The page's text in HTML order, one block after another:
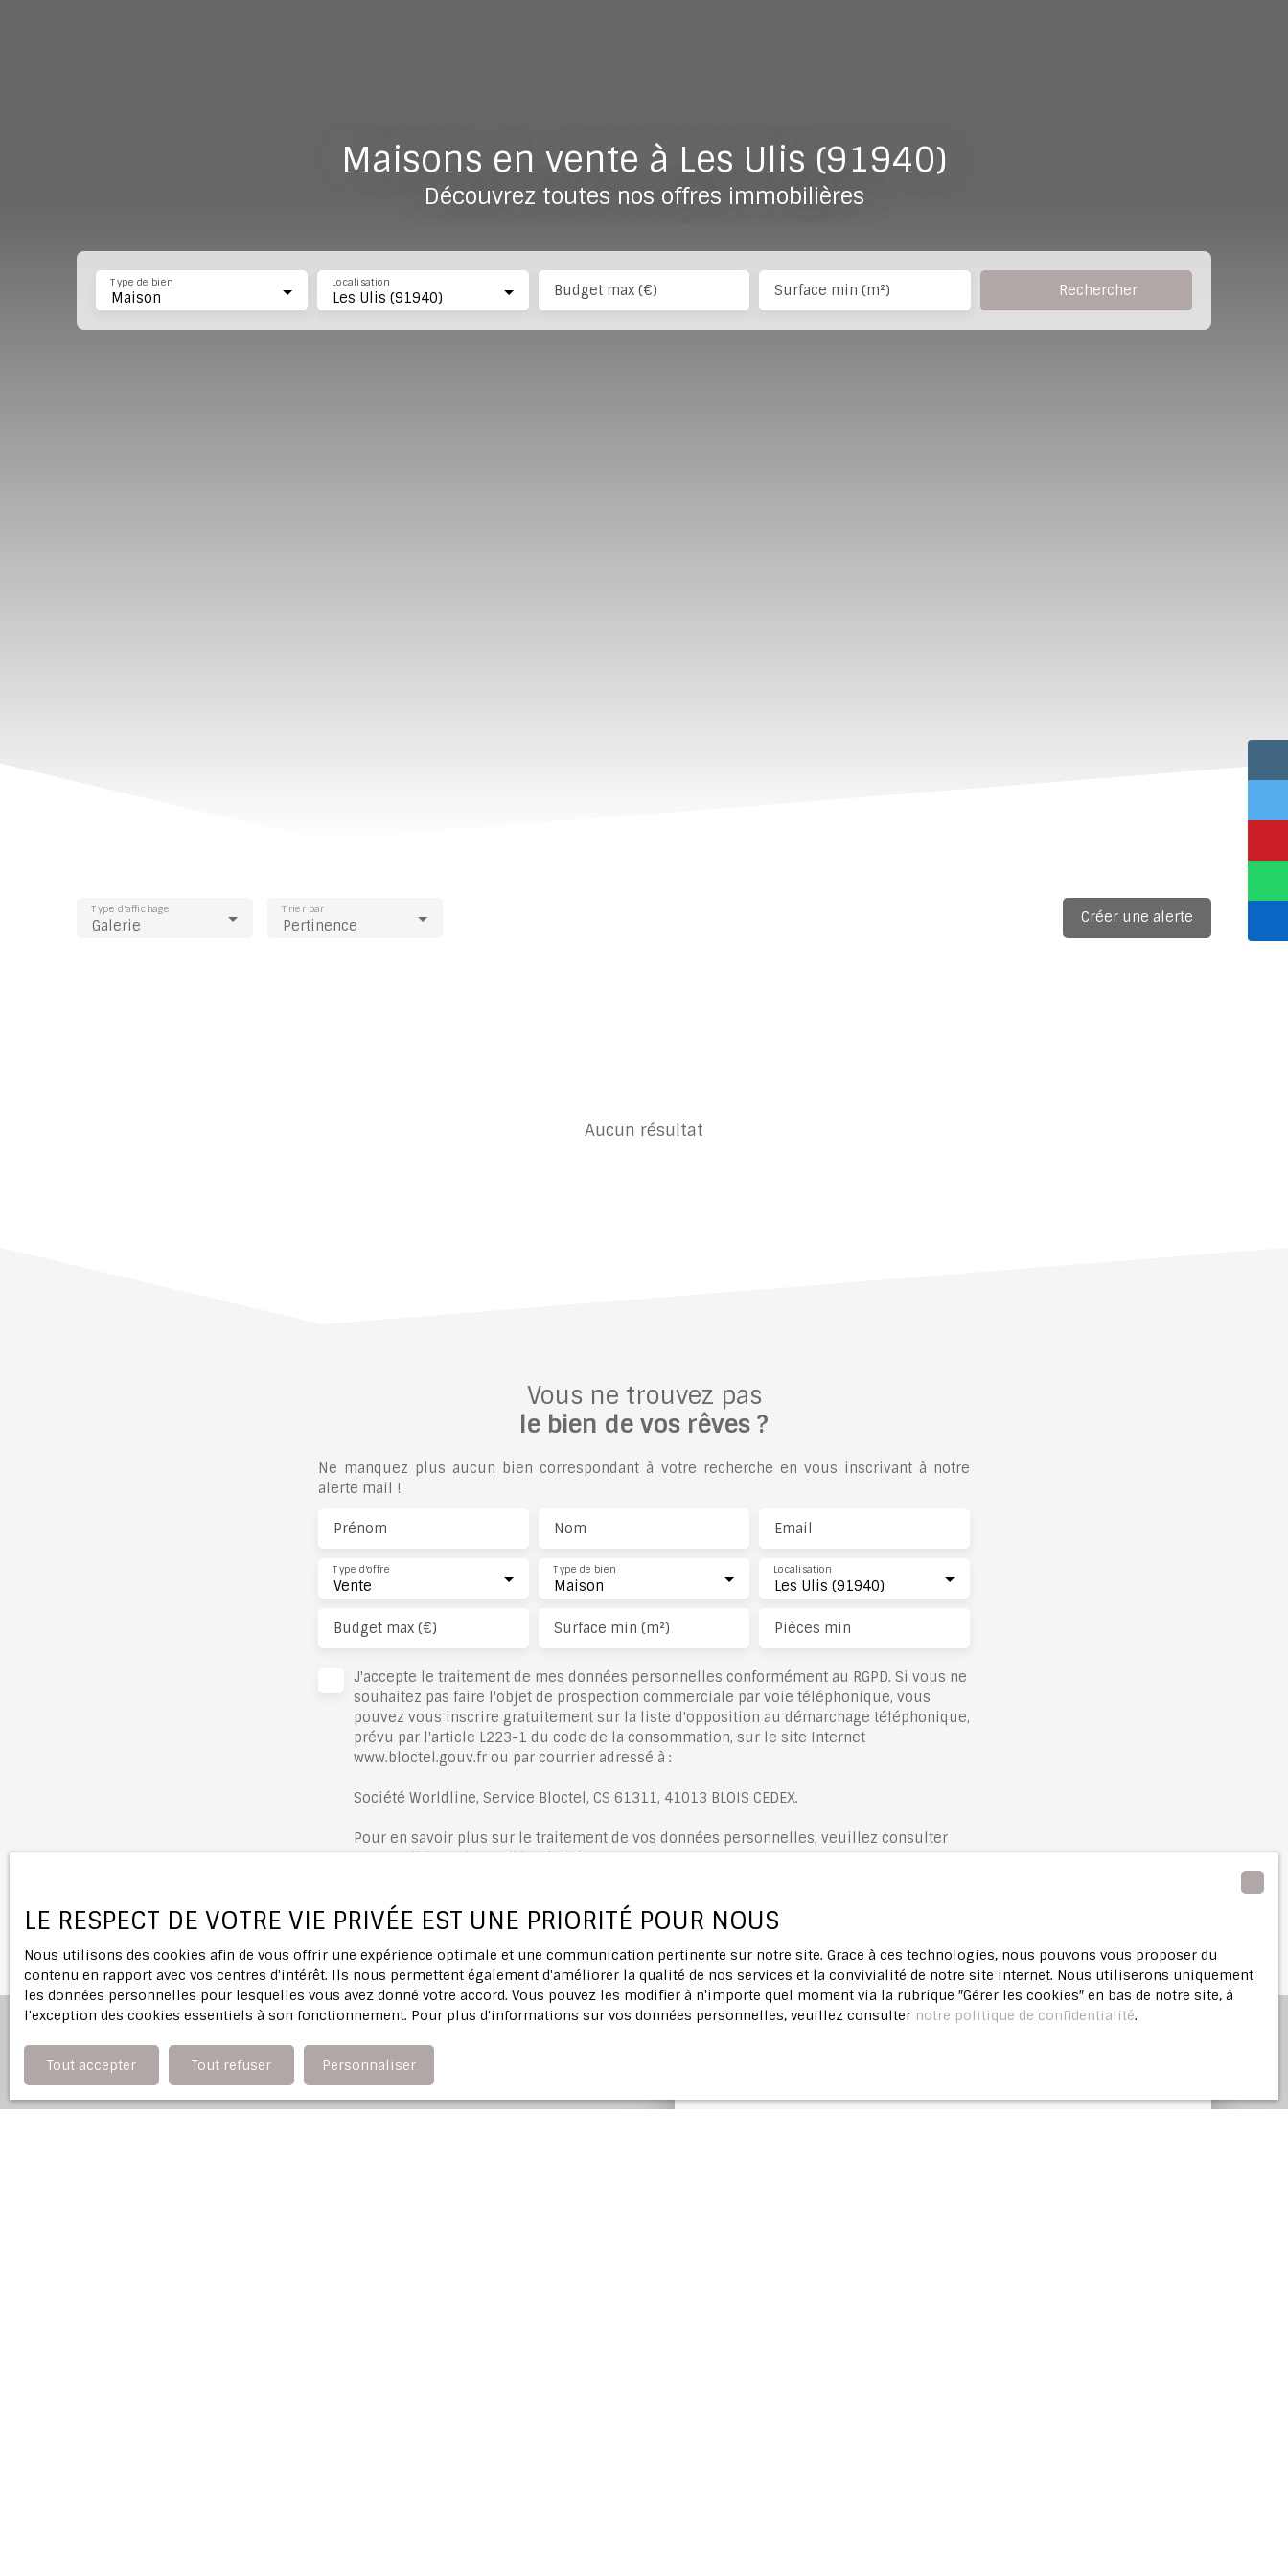
Maisons en vente à Les Ulis (91940)
Découvrez toutes nos offres immobilières
Maison
Type de bien
Les Ulis (91940)
Localisation Budget max (€) Surface min (m²) Rechercher
Galerie
Type d'affichage
Pertinence
Trier par Créer une alerte
Aucun résultat
Vous ne trouvez pas
le bien de vos rêves ?
Ne manquez plus aucun bien correspondant à votre recherche en vous inscrivant à notre
alerte mail !
Prénom Nom Email
Vente
Type d'offre
Maison
Type de bien
Les Ulis (91940)
Localisation
Budget max (€) Surface min (m²) Pièces min
J'accepte le traitement de mes données personnelles conformément au RGPD. Si vous ne
souhaitez pas faire l'objet de prospection commerciale par voie téléphonique, vous
pouvez vous inscrire gratuitement sur la liste d'opposition au démarchage téléphonique,
prévu par l'article L223-1 du code de la consommation, sur le site Internet
www.bloctel.gouv.fr ou par courrier adressé à :
Société Worldline, Service Bloctel, CS 61311, 41013 BLOIS CEDEX.
Pour en savoir plus sur le traitement de vos données personnelles, veuillez consulter
notrepolitique de confidentialité.
Recevoir des annonces
LE RESPECT DE VOTRE VIE PRIVÉE EST UNE PRIORITÉ POUR NOUS
Nous utilisons des cookies afin de vous offrir une expérience optimale et une communication pertinente sur notre site. Grace à ces technologies, nous pouvons vous proposer du
contenu en rapport avec vos centres d'intérêt. Ils nous permettent également d'améliorer la qualité de nos services et la convivialité de notre site internet. Nous utiliserons uniquement
les données personnelles pour lesquelles vous avez donné votre accord. Vous pouvez les modifier à n'importe quel moment via la rubrique ″Gérer les cookies″ en bas de notre site, à
l'exception des cookies essentiels à son fonctionnement. Pour plus d'informations sur vos données personnelles, veuillez consulter notre politique de confidentialité.
Tout accepter Tout refuser Personnaliser